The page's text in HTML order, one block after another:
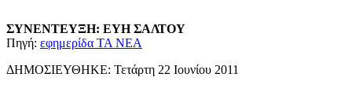
ΣΥΝΕΝΤΕΥΞΗ: ΕΥΗ ΣΑΛΤΟΥ
Πηγή: εφημερίδα ΤΑ ΝΕΑ
ΔΗΜΟΣΙΕΥΘΗΚΕ: Τετάρτη 22 Ιουνίου 2011